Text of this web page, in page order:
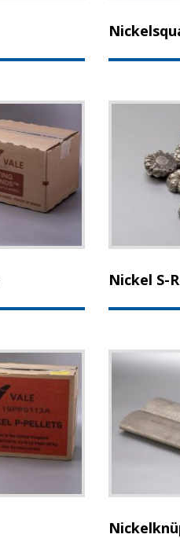
Nickel S-